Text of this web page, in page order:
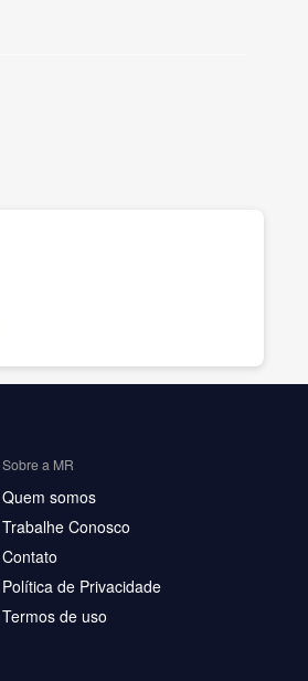
Sobre a MR
Quem somos
Trabalhe Conosco
Contato
Política de Privacidade
Termos de uso